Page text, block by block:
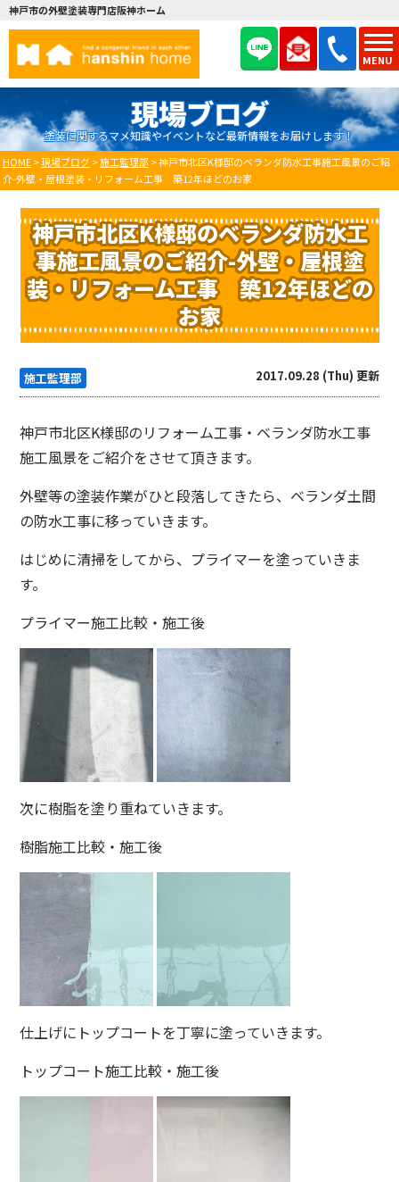
MENU
神戸市の外壁塗装専門店阪神ホーム
現場ブログ
塗装に関するマメ知識やイベントなど最新情報をお届けします！
HOME>現場ブログ>施工監理部 >神戸市北区K様邸のベランダ防水工事施工風景のご紹
介-外壁・屋根塗装・リフォーム工事 築12年ほどのお家
神戸市北区K様邸のベランダ防水工
事施工風景のご紹介-外壁・屋根塗
装・リフォーム工事 築12年ほどの
お家
施工監理部 2017.09.28 (Thu) 更新
神戸市北区K様邸のリフォーム工事・ベランダ防水工事
施工風景をご紹介をさせて頂きます。
外壁等の塗装作業がひと段落してきたら、ベランダ土間
の防水工事に移っていきます。
はじめに清掃をしてから、プライマーを塗っていきま
す。
プライマー施工比較・施工後
次に樹脂を塗り重ねていきます。
樹脂施工比較・施工後
仕上げにトップコートを丁寧に塗っていきます。
トップコート施工比較・施工後